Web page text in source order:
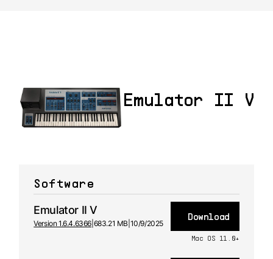
Emulator II V
Software
Emulator II V
Version 1.6.4.6366 683.21 MB 10/9/2025
Download
Mac OS 11.0+